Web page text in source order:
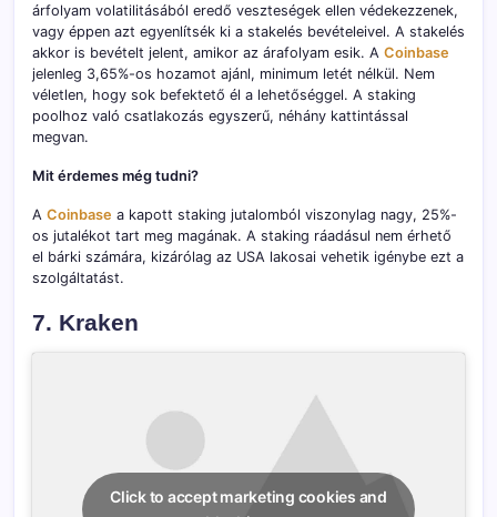
árfolyam volatilitásából eredő veszteségek ellen védekezzenek,
vagy éppen azt egyenlítsék ki a stakelés bevételeivel. A stakelés
akkor is bevételt jelent, amikor az árafolyam esik. A Coinbase
jelenleg 3,65%-os hozamot ajánl, minimum letét nélkül. Nem
véletlen, hogy sok befektető él a lehetőséggel. A staking
poolhoz való csatlakozás egyszerű, néhány kattintással
megvan.
Mit érdemes még tudni?
A Coinbase a kapott staking jutalomból viszonylag nagy, 25%-
os jutalékot tart meg magának. A staking ráadásul nem érhető
el bárki számára, kizárólag az USA lakosai vehetik igénybe ezt a
szolgáltatást.
7. Kraken
Click to accept marketing cookies and